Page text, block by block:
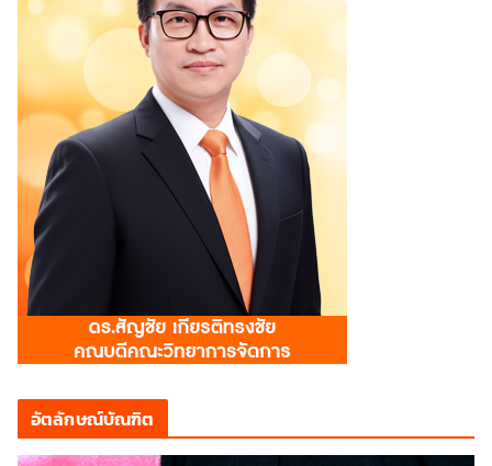
อัตลักษณ์บัณฑิต